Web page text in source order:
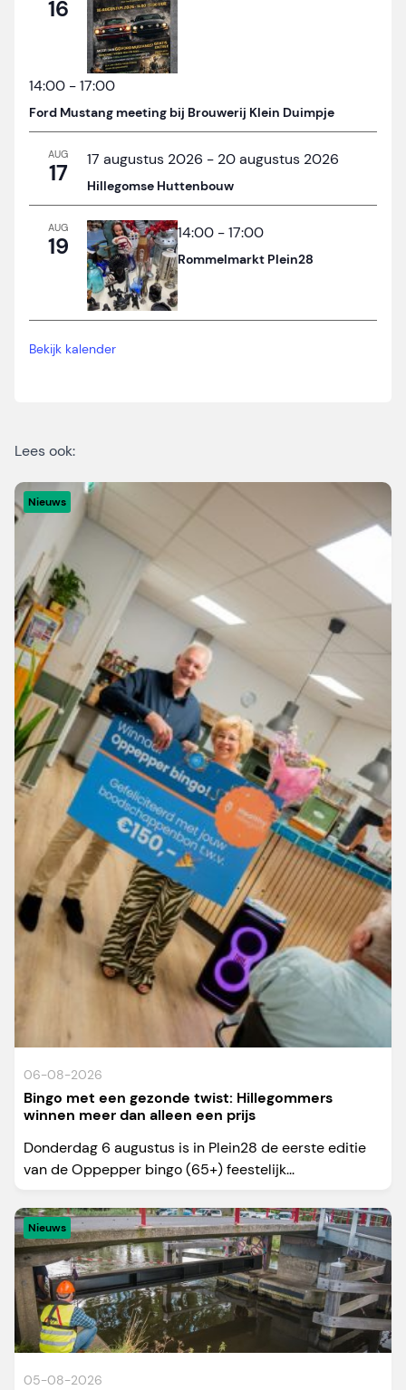
16
14:00 -17:00
Ford Mustang meeting bij Brouwerij Klein Duimpje
AUG
17 17 augustus 2026 - 20 augustus 2026
Hillegomse Huttenbouw
AUG
19 14:00 -17:00
Rommelmarkt Plein28
Bekijk kalender
Lees ook:
Nieuws
06-08-2026
Bingo met een gezonde twist: Hillegommers
winnen meer dan alleen een prijs
Donderdag 6 augustus is in Plein28 de eerste editie
van de Oppepper bingo (65+) feestelijk...
Nieuws
05-08-2026